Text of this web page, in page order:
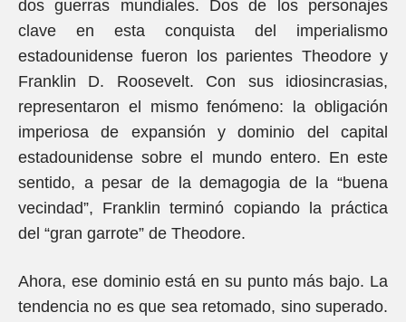
dos guerras mundiales. Dos de los personajes
clave en esta conquista del imperialismo
estadounidense fueron los parientes Theodore y
Franklin D. Roosevelt. Con sus idiosincrasias,
representaron el mismo fenómeno: la obligación
imperiosa de expansión y dominio del capital
estadounidense sobre el mundo entero. En este
sentido, a pesar de la demagogia de la “buena
vecindad”, Franklin terminó copiando la práctica
del “gran garrote” de Theodore.
Ahora, ese dominio está en su punto más bajo. La
tendencia no es que sea retomado, sino superado.